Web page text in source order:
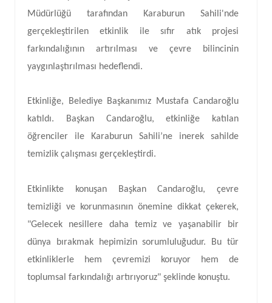
Müdürlüğü tarafından Karaburun Sahili'nde
gerçekleştirilen etkinlik ile sıfır atık projesi
farkındalığının artırılması ve çevre bilincinin
yaygınlaştırılması hedeflendi.
Etkinliğe, Belediye Başkanımız Mustafa Candaroğlu
katıldı. Başkan Candaroğlu, etkinliğe katılan
öğrenciler ile Karaburun Sahili’ne inerek sahilde
temizlik çalışması gerçekleştirdi.
Etkinlikte konuşan Başkan Candaroğlu, çevre
temizliği ve korunmasının önemine dikkat çekerek,
"Gelecek nesillere daha temiz ve yaşanabilir bir
dünya bırakmak hepimizin sorumluluğudur. Bu tür
etkinliklerle hem çevremizi koruyor hem de
toplumsal farkındalığı artırıyoruz" şeklinde konuştu.